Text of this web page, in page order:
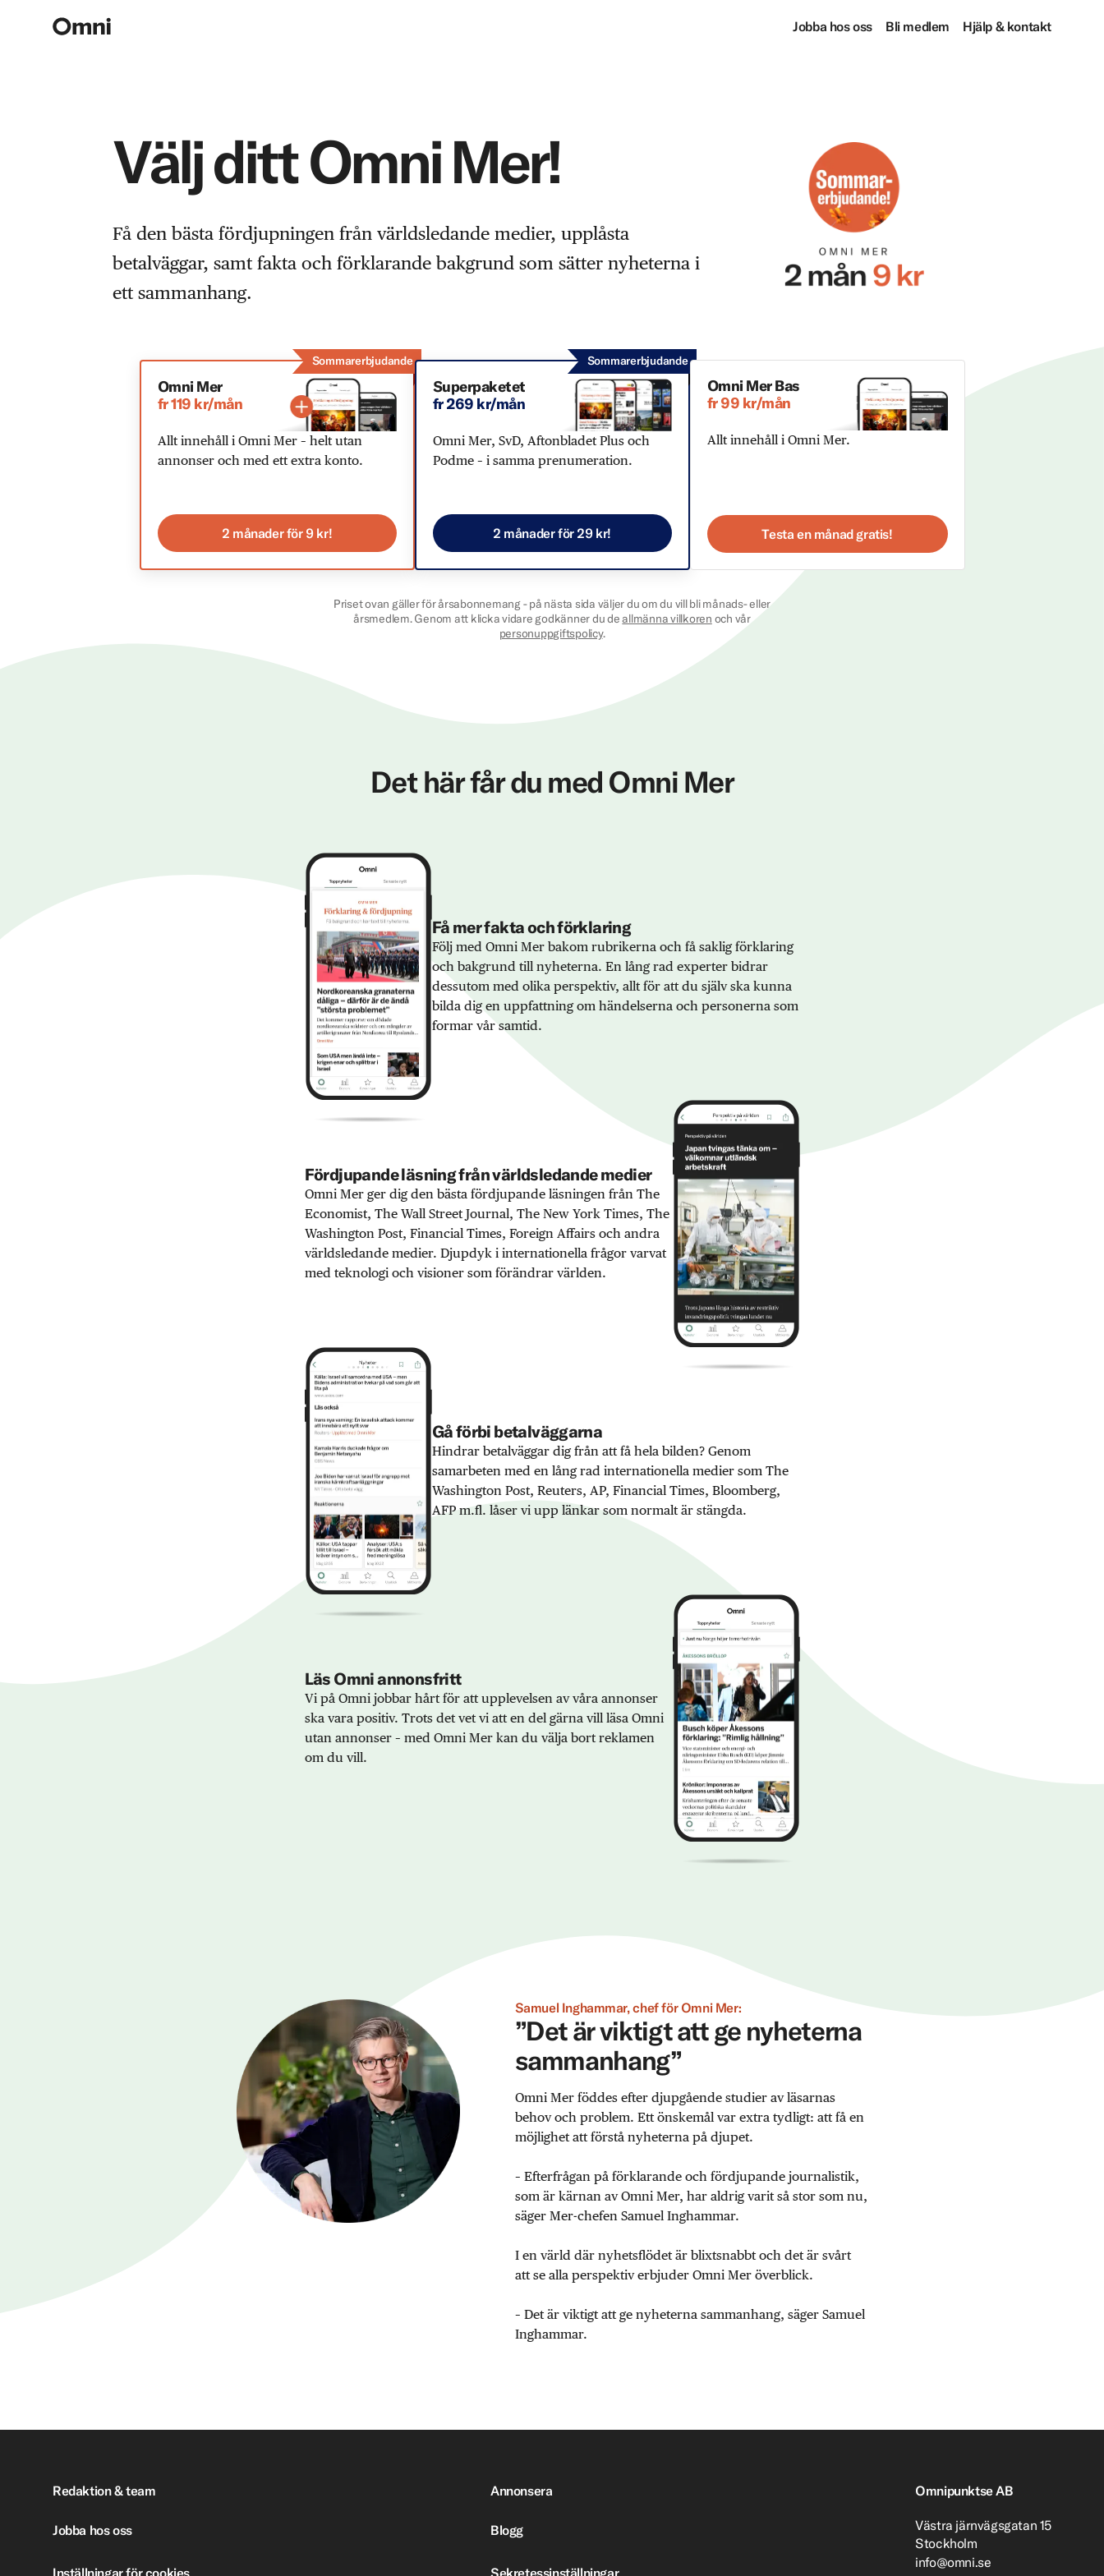
Jobba hos oss Bli medlem Hjälp & kontakt
Välj ditt Omni Mer!
Få den bästa fördjupningen från världsledande medier, upplåsta
betalväggar, samt fakta och förklarande bakgrund som sätter nyheterna i
ett sammanhang.
Sommarerbjudande
Omni Mer
fr 119 kr/mån
Allt innehåll i Omni Mer – helt utan
annonser och med ett extra konto.
2 månader för 9 kr!
Sommarerbjudande
Superpaketet
fr 269 kr/mån
Omni Mer, SvD, Aftonbladet Plus och
Podme – i samma prenumeration.
2 månader för 29 kr!
Omni Mer Bas
fr 99 kr/mån
Allt innehåll i Omni Mer.
Testa en månad gratis!
Priset ovan gäller för årsabonnemang - på nästa sida väljer du om du vill bli månads- eller
årsmedlem. Genom att klicka vidare godkänner du deallmänna villkoren och vår
personuppgiftspolicy.
Det här får du med Omni Mer
Få mer fakta och förklaring
Följ med Omni Mer bakom rubrikerna och få saklig förklaring
och bakgrund till nyheterna. En lång rad experter bidrar
dessutom med olika perspektiv, allt för att du själv ska kunna
bilda dig en uppfattning om händelserna och personerna som
formar vår samtid.
Fördjupande läsning från världsledande medier
Omni Mer ger dig den bästa fördjupande läsningen från The
Economist, The Wall Street Journal, The New York Times, The
Washington Post, Financial Times, Foreign Affairs och andra
världsledande medier. Djupdyk i internationella frågor varvat
med teknologi och visioner som förändrar världen.
Gå förbi betalväggarna
Hindrar betalväggar dig från att få hela bilden? Genom
samarbeten med en lång rad internationella medier som The
Washington Post, Reuters, AP, Financial Times, Bloomberg,
AFP m.fl. låser vi upp länkar som normalt är stängda.
Läs Omni annonsfritt
Vi på Omni jobbar hårt för att upplevelsen av våra annonser
ska vara positiv. Trots det vet vi att en del gärna vill läsa Omni
utan annonser – med Omni Mer kan du välja bort reklamen
om du vill.
Samuel Inghammar, chef för Omni Mer:
”Det är viktigt att ge nyheterna
sammanhang”
Omni Mer föddes efter djupgående studier av läsarnas
behov och problem. Ett önskemål var extra tydligt: att få en
möjlighet att förstå nyheterna på djupet.
– Efterfrågan på förklarande och fördjupande journalistik,
som är kärnan av Omni Mer, har aldrig varit så stor som nu,
säger Mer-chefen Samuel Inghammar.
I en värld där nyhetsflödet är blixtsnabbt och det är svårt
att se alla perspektiv erbjuder Omni Mer överblick.
– Det är viktigt att ge nyheterna sammanhang, säger Samuel
Inghammar.
Redaktion & team Annonsera
Jobba hos oss Blogg
Inställningar för cookies Sekretessinställningar
Omnipunktse AB
Västra järnvägsgatan 15
Stockholm
info@omni.se